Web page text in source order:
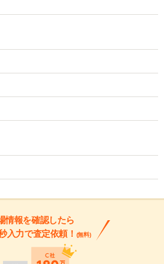
情報を確認したら
入力で査定依頼！ (無料)